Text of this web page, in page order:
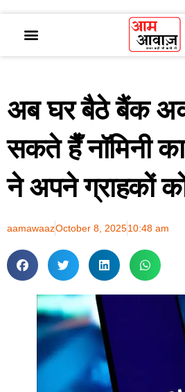
अब घर बैठे बैंक
सकते हैँ नॉमिनी
ने अपने ग्राहकों
aamawaazOctober 8, 202510:48 am